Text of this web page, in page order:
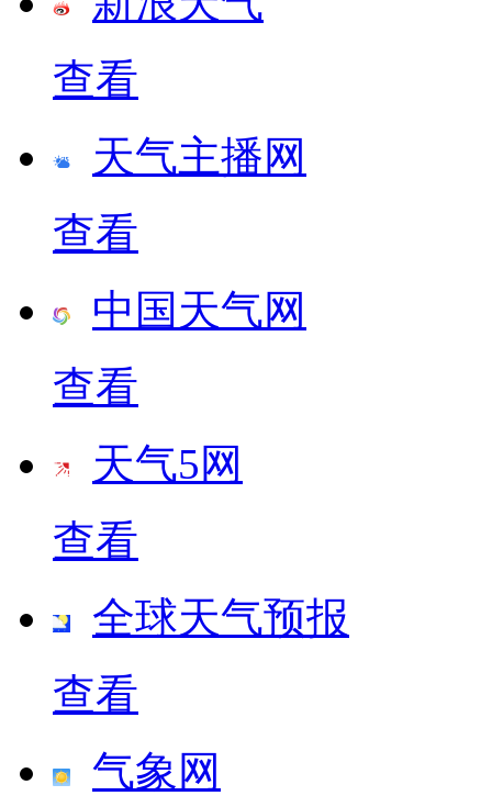
查看
天气主播网
查看
中国天气网
查看
天气5网
查看
全球天气预报
查看
气象网